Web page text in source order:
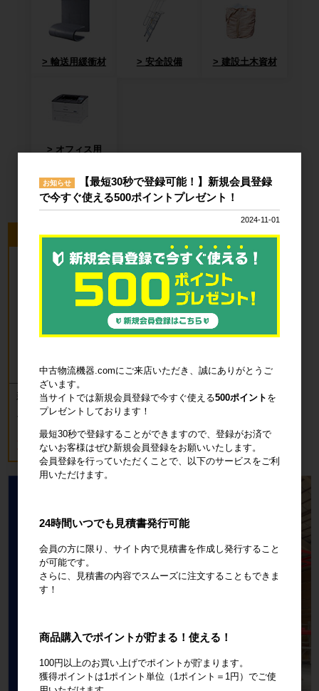
輸送用緩衝材 安全設備 建設土木資材
オフィス用
今回のピックアップ商品
新品 カゴ台車 ロールボックスパレッ
ト(樹脂底板) W850×D650×H1700mm
ブルー
18,700円税込20,570円
お知らせ
【最短30秒で登録可能！】新規会員登録
で今すぐ使える500ポイントプレゼント！
2024-11-01
中古物流機器.comにご来店いただき、誠にありがとうご
ざいます。
当サイトでは新規会員登録で今すぐ使える500ポイント を
プレゼントしております！
最短30秒で登録することができますので、登録がお済で
ないお客様はぜひ新規会員登録をお願いいたします。
会員登録を行っていただくことで、以下のサービスをご利
用いただけます。
24時間いつでも見積書発行可能
会員の方に限り、サイト内で見積書を作成し発行すること
が可能です。
さらに、見積書の内容でスムーズに注文することもできま
す！
商品購入でポイントが貯まる！使える！
100円以上のお買い上げでポイントが貯まります。
獲得ポイントは1ポイント単位（1ポイント＝1円）でご使